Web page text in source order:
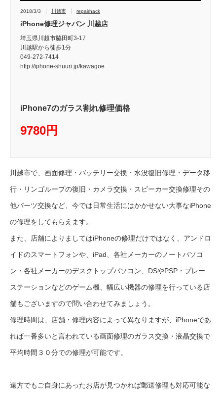
2018/3/3 川越市 repairhack
iPhone修理ジャパン 川越店
埼玉県川越市脇田町3-17
川越駅から徒歩1分
049-272-7414
http://iphone-shuuri.jp/kawagoe
iPhone7のガラス割れ修理価格
9780円
川越市で、画面修理・バッテリー交換・水没復旧修理・データ移
行・リンゴループの復旧・カメラ交換・スピーカー交換修理その
他パーツ交換など、今では日常生活にはかかせない大事なiPhone
の修理をしてもらえます。
また、店舗によりましてはiPhoneの修理だけではなく、アンドロ
イドのスマートフォンや、iPad、各社メーカーのノートパソコ
ン・各社メーカーのデスクトップパソコン、DSやPSP・プレー
ステーションなどのゲーム機、幅広い機器の修理を行っている店
舗もございますので問い合わせてみましょう。
修理時間は、店舗・修理内容によって異なりますが、iPhoneであ
れば一番多いと言われている画面修理のガラス交換・液晶交換で
平均時間３０分での修理が可能です。
遠方でもご自身にあったお店が見つかれば郵送修理も対応可能な